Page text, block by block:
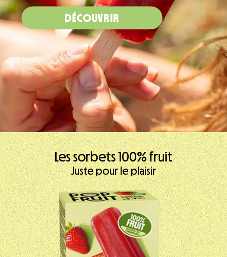
DÉCOUVRIR
Les sorbets 100% fruit
Juste pour le plaisir